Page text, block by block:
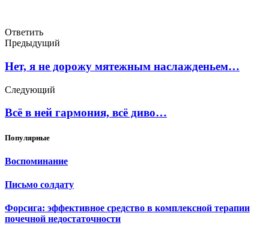
Ответить
Предыдущий
Нет, я не дорожу мятежным наслажденьем…
Следующий
Всё в ней гармония, всё диво…
Популярные
Воспоминание
Письмо солдату
Форсига: эффективное средство в комплексной терапии
почечной недостаточности